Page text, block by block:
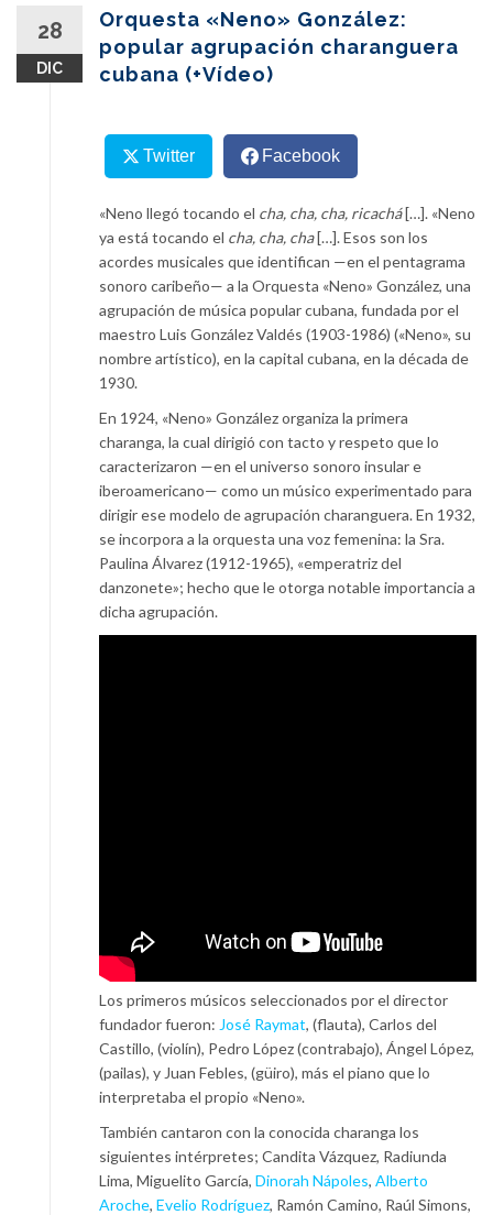
28
DIC
Orquesta «Neno» González:
popular agrupación charanguera
cubana (+Vídeo)
Twitter Facebook
«Neno llegó tocando el cha, cha, cha, ricachá[…]. «Neno
ya está tocando el cha, cha, cha[…]. Esos son los
acordes musicales que identifican —en el pentagrama
sonoro caribeño— a la Orquesta «Neno» González, una
agrupación de música popular cubana, fundada por el
maestro Luis González Valdés (1903-1986) («Neno», su
nombre artístico), en la capital cubana, en la década de
1930.
En 1924, «Neno» González organiza la primera
charanga, la cual dirigió con tacto y respeto que lo
caracterizaron —en el universo sonoro insular e
iberoamericano— como un músico experimentado para
dirigir ese modelo de agrupación charanguera. En 1932,
se incorpora a la orquesta una voz femenina: la Sra.
Paulina Álvarez (1912-1965), «emperatriz del
danzonete»; hecho que le otorga notable importancia a
dicha agrupación.
Los primeros músicos seleccionados por el director
fundador fueron: José Raymat, (flauta), Carlos del
Castillo, (violín), Pedro López (contrabajo), Ángel López,
(pailas), y Juan Febles, (güiro), más el piano que lo
interpretaba el propio «Neno».
También cantaron con la conocida charanga los
siguientes intérpretes; Candita Vázquez, Radiunda
Lima, Miguelito García, Dinorah Nápoles, Alberto
Aroche, Evelio Rodríguez, Ramón Camino, Raúl Simons,